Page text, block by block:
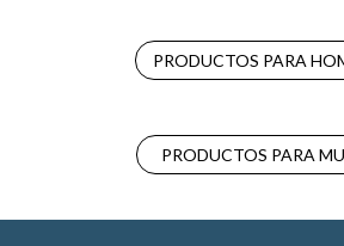
PRODUCTOS PARA
PRODUCTOS PARA